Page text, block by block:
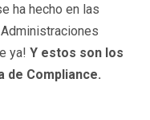
ha hecho en las
ya! Y estos son los
de Compliance.